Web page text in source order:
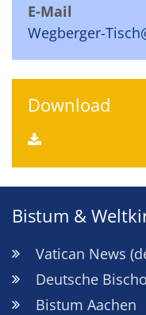
E-Mail
Wegberger-
Download
Bistum &
Vatican News
Deutsche
Bistum Aachen